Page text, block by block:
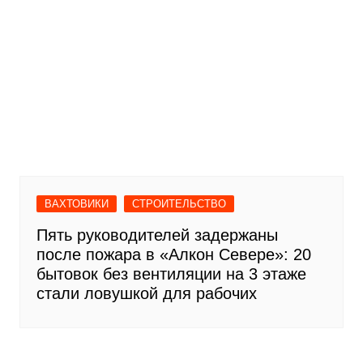
ВАХТОВИКИ СТРОИТЕЛЬСТВО
Пять руководителей задержаны
после пожара в «Алкон Севере»: 20
бытовок без вентиляции на 3 этаже
стали ловушкой для рабочих